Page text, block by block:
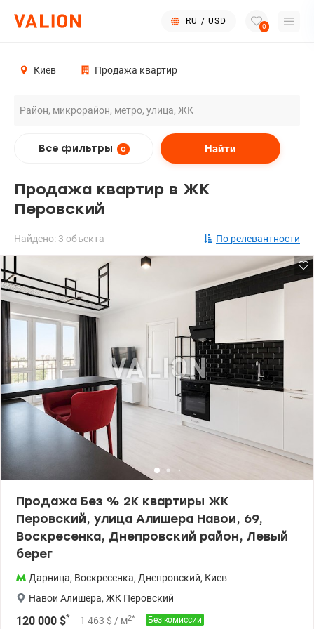
RU / USD
0
Киев Продажа квартир
Все фильтры 0 Найти
Продажа квартир в ЖК
Перовский
Найдено: 3 объекта По релевантности
Продажа Без % 2К квартиры ЖК
Перовский, улица Алишера Навои, 69,
Воскресенка, Днепровский район, Левый
берег
Дарница, Воскресенка, Днепровский, Киев
Навои Алишера, ЖК Перовский
120 000 $* 1 463 $ / м2* Без комиссии